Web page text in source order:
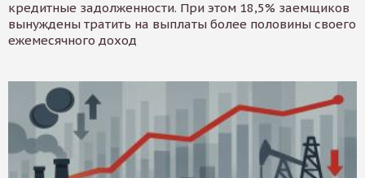
кредитные задолженности. При этом 18,5% заемщиков
вынуждены тратить на выплаты более половины своего
ежемесячного доход